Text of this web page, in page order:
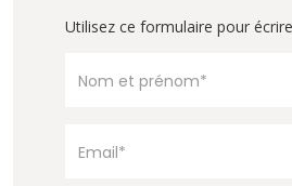
Utilisez ce formulaire pour